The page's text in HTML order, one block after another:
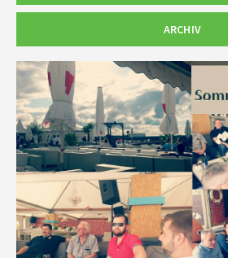
ARCHIV